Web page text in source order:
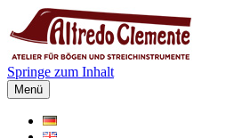
Springe zum Inhalt
Menü